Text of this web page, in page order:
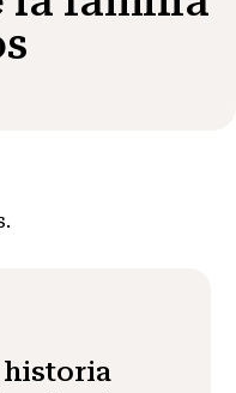
historia